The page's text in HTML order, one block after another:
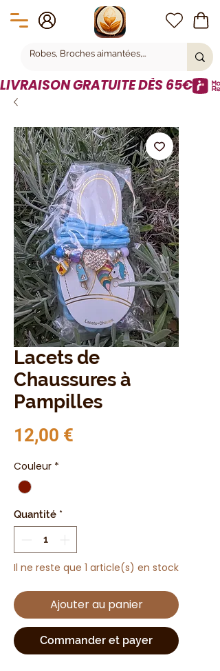
LIVRAISON GRATUITE DÈS 65€
Lacets de
Chaussures à
Pampilles
12,00 €
Couleur *
Quantité *
Il ne reste que 1 article(s) en stock
Ajouter au panier
Commander et payer